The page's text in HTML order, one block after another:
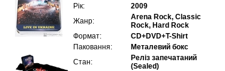
Рік:
2009
Жанр:
Arena Rock, Classic
Rock, Hard Rock
Формат:
CD+DVD+T-Shirt
Паковання:
Металевий бокс
Стан:
Реліз запечатаний
(Sealed)